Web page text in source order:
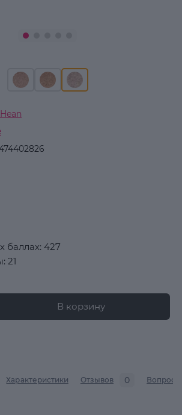
Hean
баллах: 427
21
В корзину
Характеристики Отзывов 0 Вопросы